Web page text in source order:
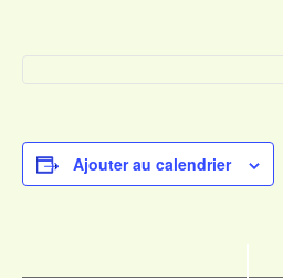
Ajouter au calendrier